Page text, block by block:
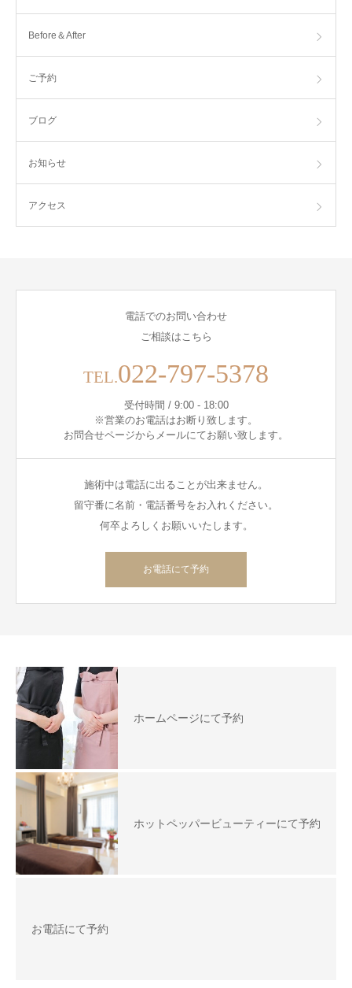
Before＆After
ご予約
ブログ
お知らせ
アクセス
電話でのお問い合わせ
ご相談はこちら
TEL.022-797-5378
受付時間 / 9:00 - 18:00
※営業のお電話はお断り致します。
お問合せページからメールにてお願い致します。
施術中は電話に出ることが出来ません。
留守番に名前・電話番号をお入れください。
何卒よろしくお願いいたします。
お電話にて予約
ホームページにて予約
ホットペッパービューティーにて予約
お電話にて予約